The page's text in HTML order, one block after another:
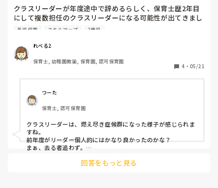
ス頂けないでしょうか…🙇‍♂️💦
る。だったと思います。
クラスリーダーが年度途中で辞めるらしく、保育士歴2年目
にして複数担任のクラスリーダーになる可能性が出てきまし
た。新卒1年目の子もいるクラスなのですが、
ス全体や大人の動かし方に着いてもっと学びたいと思ってい
ます。ですが、今のクラスリーダーに聞いても辞めるからな
のかやる気が全くなく、クラスの動かし方についてもはっき
ラス運営の仕方、大人の動かし方などを簡単のでいいので教
えていただきたいです🥺
(※)基本的には3人で協力して運営して行けたらいいなと思
っています｡
2歳児17名に対して3人担任になる予定です。(現在は4人担
任) 私(2年持ち上がり)、中途で入ってきた先生(保育士歴3年
目)、新卒1年目と歴が浅い正社員で構成されています。
乳児保育 スキルアップ 2歳児
れべる2
保育士, 幼稚園教諭, 保育園, 認可保育園
4 ・ 05/21
つーた
保育士, 認可保育園
クラスリーダーは、燃え尽き症候群になった様子が感じられま
すね。
前年度がリーダー個人的にはかなり良かったのかな？
まぁ、去る者追わず。
年数浅いチームなりに進んでいきましょう。
回答をもっと見る